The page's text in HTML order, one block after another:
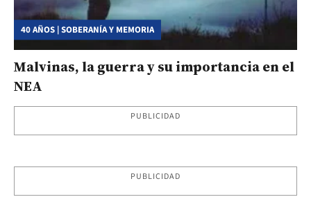
40 AÑOS | SOBERANÍA Y MEMORIA
Malvinas, la guerra y su importancia en el
NEA
PUBLICIDAD
PUBLICIDAD